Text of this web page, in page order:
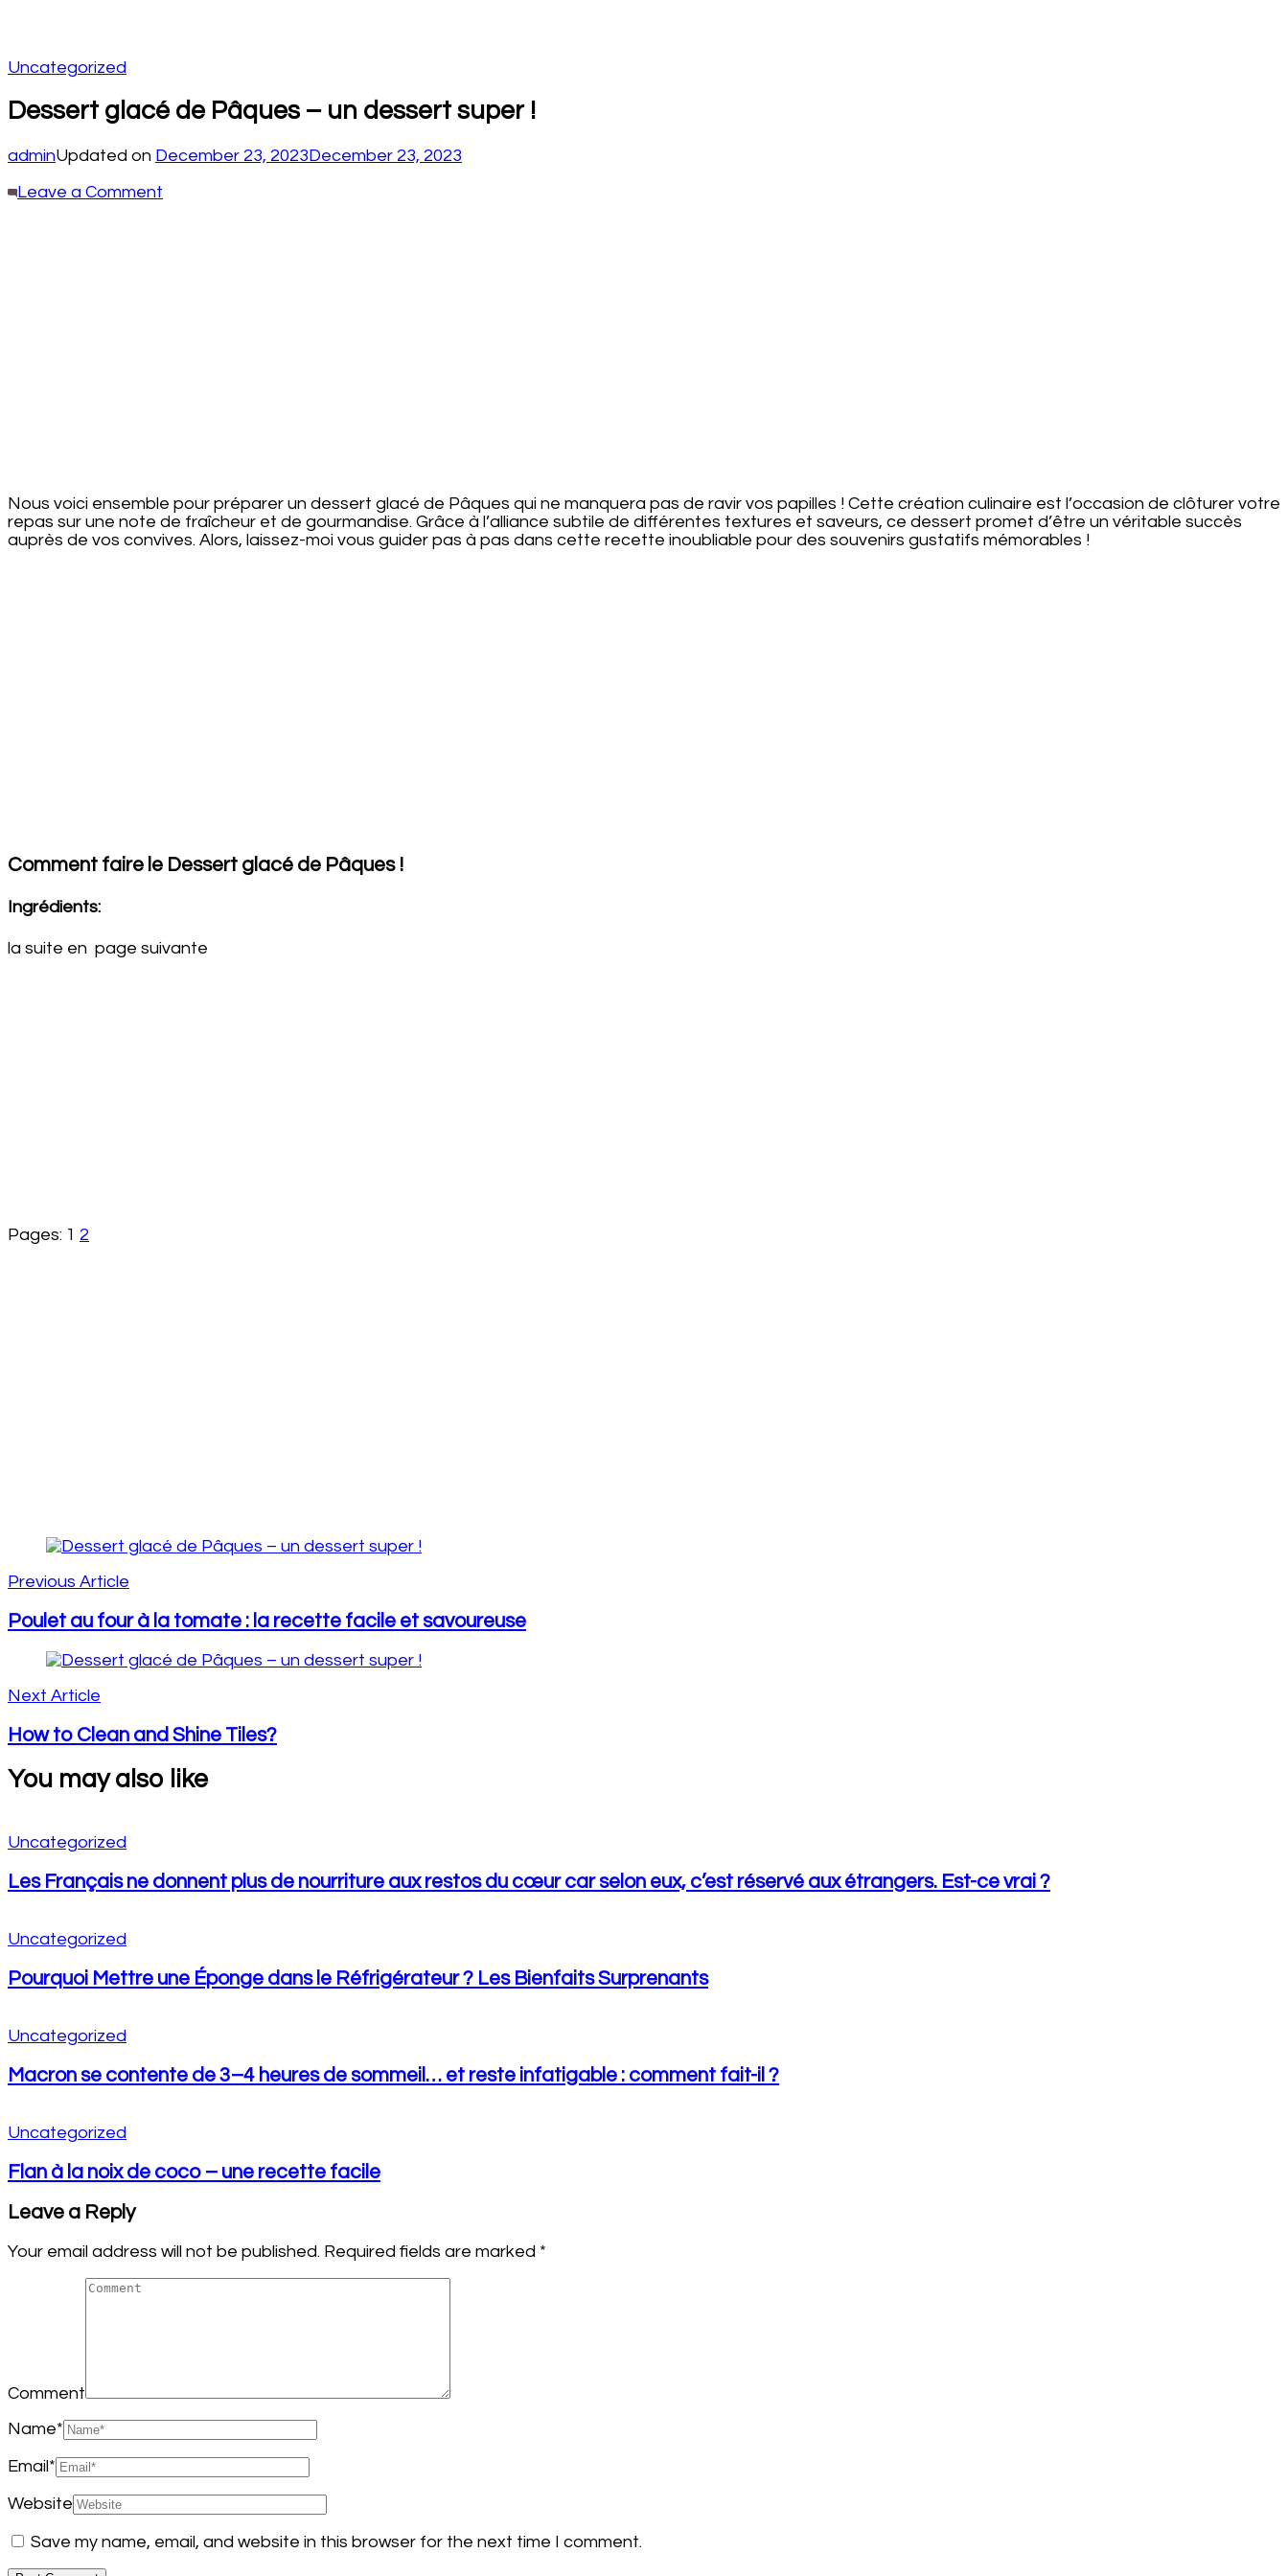
Uncategorized
Dessert glacé de Pâques – un dessert super !
adminUpdated on December 23, 2023December 23, 2023
Leave a Comment
Nous voici ensemble pour préparer un dessert glacé de Pâques qui ne manquera pas de ravir vos papilles ! Cette création culinaire est l’occasion de clôturer votre
repas sur une note de fraîcheur et de gourmandise. Grâce à l’alliance subtile de différentes textures et saveurs, ce dessert promet d’être un véritable succès
auprès de vos convives. Alors, laissez-moi vous guider pas à pas dans cette recette inoubliable pour des souvenirs gustatifs mémorables !
Comment faire le Dessert glacé de Pâques !
Ingrédients:
la suite en page suivante
Pages: 1 2
Post
Navigation
Previous Article
Poulet au four à la tomate : la recette facile et savoureuse
Next Article
How to Clean and Shine Tiles?
You may also like
Uncategorized
Les Français ne donnent plus de nourriture aux restos du cœur car selon eux, c’est réservé aux étrangers. Est-ce vrai ?
Uncategorized
Pourquoi Mettre une Éponge dans le Réfrigérateur ? Les Bienfaits Surprenants
Uncategorized
Macron se contente de 3–4 heures de sommeil… et reste infatigable : comment fait-il ?
Uncategorized
Flan à la noix de coco – une recette facile
Leave a Reply
Your email address will not be published. Required fields are marked *
Comment
Name*
Email*
Website
Save my name, email, and website in this browser for the next time I comment.